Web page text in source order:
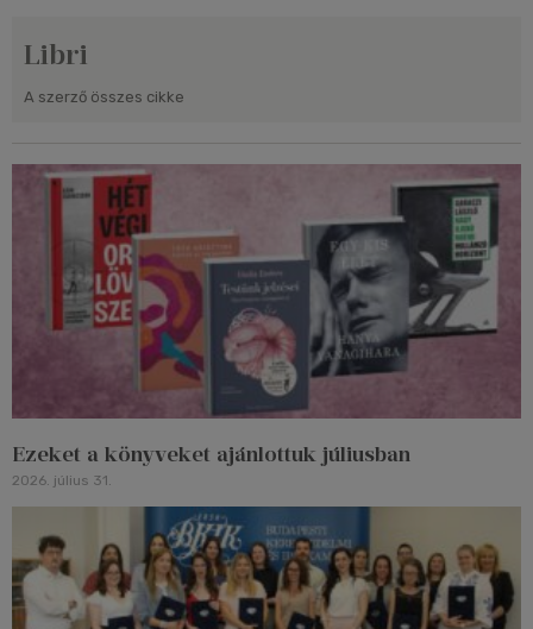
Libri
A szerző összes cikke
Ezeket a könyveket ajánlottuk júliusban
2026. július 31.